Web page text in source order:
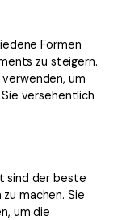
Formen
zu steigern.
um
versehentlich
sind der beste
machen. Sie
um die